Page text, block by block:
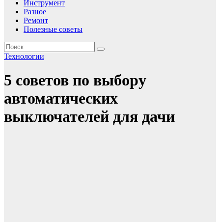
Инструмент
Разное
Ремонт
Полезные советы
Технологии
5 советов по выбору
автоматических
выключателей для дачи